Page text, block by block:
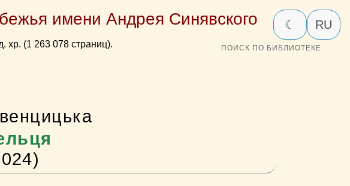
имени Андрея Синявского
хр. (1 263 078 страниц).
☾ RU
ПОИСК ПО БИБЛИОТЕКЕ